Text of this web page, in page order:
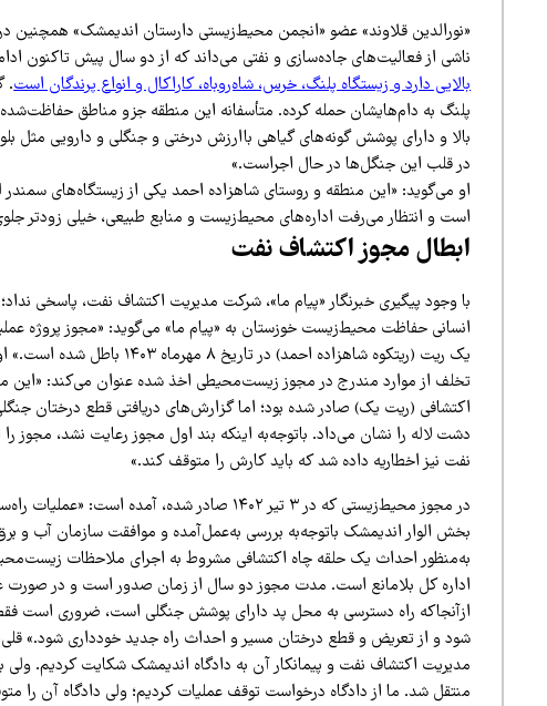
«نورالدین قلاوند» عضو «انجمن محیط‌زیستی دارستان اندیمشک» همچنین در
ناشی از فعالیت‌های جاده‌سازی و نفتی می‌داند که از دو سال پیش تاکنون
بالایی دارد و زیستگاه پلنگ، خرس، شاه‌روباه، کاراکال و انواع پرندگان است.
پلنگ به دام‌هایشان حمله کرده. متأسفانه این منطقه جزو مناطق
بالا و دارای پوشش گونه‌های گیاهی باارزش درختی و جنگلی و دارویی مثل
در قلب این جنگل‌ها در حال اجراست.»
او می‌گوید: «این منطقه و روستای شاهزاده احمد یکی از زیستگاه‌های
است و انتظار می‌رفت اداره‌های محیط‌زیست و منابع طبیعی، خیلی زودتر
ابطال مجوز اکتشاف نفت
با وجود پیگیری خبرنگار «پیام ما»، شرکت مدیریت اکتشاف نفت، پاسخی
انسانی حفاظت محیط‌زیست خوزستان به «پیام ما» می‌گوید: «مجوز پروژه
یک ریت (ریتکوه شاهزاده احمد) در
تخلف از موارد مندرج در مجوز زیست‌محیطی اخذ شده عنوان می‌کند: «این
اکتشافی (ریت یک) صادر شده بود؛ اما گزارش‌های دریافتی قطع درختان
دشت لاله را نشان می‌داد. باتوجه‌به اینکه بند اول مجوز رعایت نشد، مجوز
نفت نیز اخطاریه داده شد که باید کارش را متوقف کند.»
در مجوز محیط‌زیستی که در ۳ تیر ۱۴۰۲ صادر شده،
بخش الوار اندیمشک باتوجه‌به بررسی به‌عمل‌آمده و موافقت سازمان آب و
به‌منظور احداث یک حلقه چاه اکتشافی مشروط به اجرای ملاحظات
اداره کل بلامانع است. مدت مجوز دو سال از زمان صدور است و در صورت
ازآنجاکه راه دسترسی به محل پد دارای پوشش جنگلی است، ضروری است
مدیریت اکتشاف نفت و پیمانکار آن به دادگاه اندیمشک شکایت کردیم. ولی
منتقل شد. ما از دادگاه درخواست توقف عملیات کردیم؛ ولی دادگاه آن را